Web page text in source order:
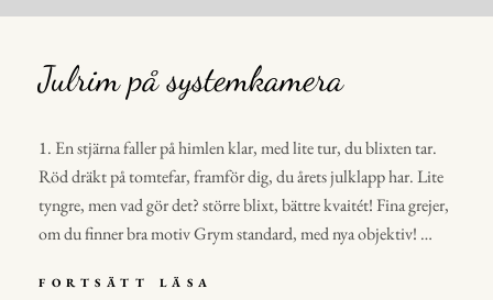
Julrim på systemkamera
1. En stjärna faller på himlen klar, med lite tur, du blixten tar.
Röd dräkt på tomtefar, framför dig, du årets julklapp har. Lite
tyngre, men vad gör det? större blixt, bättre kvaitét! Fina grejer,
om du finner bra motiv Grym standard, med nya objektiv! …
FORTSÄTT LÄSA